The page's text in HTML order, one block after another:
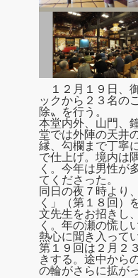
１２月１９日、
ックから２３名の
除〟を行う。
本堂内外、山門、
堂では外陣の天井
縁、勾欄まで丁寧
で仕上げ。境内は
く。今年は男性が
てくださった。
同日の夜７時より
く」（第１８回）
文先生をお招きし
く。年の瀬の慌し
熱心に聞き入って
第１９回は２月２
きする。途中から
の輪がさらに拡が